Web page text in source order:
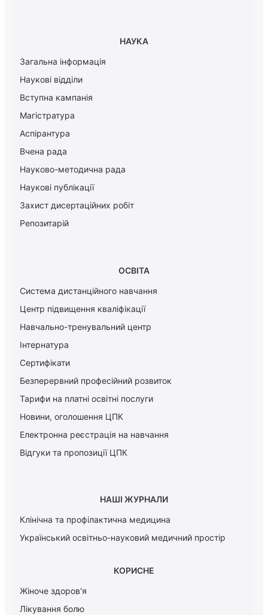
НАУКА
Загальна інформація
Наукові відділи
Вступна кампанія
Магістратура
Аспірантура
Вчена рада
Науково-методична рада
Наукові публікації
Захист дисертаційних робіт
Репозитарій
ОСВІТА
Система дистанційного навчання
Центр підвищення кваліфікації
Навчально-тренувальний центр
Інтернатура
Сертифікати
Безперервний професійний розвиток
Тарифи на платні освітні послуги
Новини, оголошення ЦПК
Електронна реєстрація на навчання
Відгуки та пропозиції ЦПК
НАШІ ЖУРНАЛИ
Клінічна та профілактична медицина
Український освітньо-науковий медичний простір
КОРИСНЕ
Жіноче здоров'я
Лікування болю